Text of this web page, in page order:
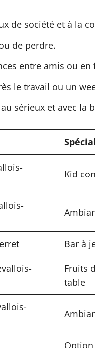
de société et à la
de perdre.
entre amis ou en
le travail ou un
sérieux et avec la
Kid
Bar à
Fruits
table
Option